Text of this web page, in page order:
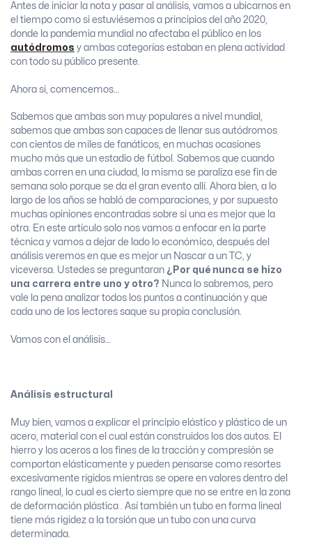
Antes de iniciar la nota y pasar al análisis, vamos a ubicarnos en
el tiempo como si estuviésemos a principios del año 2020,
donde la pandemia mundial no afectaba el público en los
autódromos y ambas categorías estaban en plena actividad
con todo su público presente.
Ahora si, comencemos…
Sabemos que ambas son muy populares a nivel mundial,
sabemos que ambas son capaces de llenar sus autódromos
con cientos de miles de fanáticos, en muchas ocasiones
mucho más que un estadio de fútbol. Sabemos que cuando
ambas corren en una ciudad, la misma se paraliza ese fin de
semana solo porque se da el gran evento allí. Ahora bien, a lo
largo de los años se habló de comparaciones, y por supuesto
muchas opiniones encontradas sobre si una es mejor que la
otra. En este artículo solo nos vamos a enfocar en la parte
técnica y vamos a dejar de lado lo económico, después del
análisis veremos en que es mejor un Nascar a un TC, y
viceversa. Ustedes se preguntaran ¿Por qué nunca se hizo
una carrera entre uno y otro? Nunca lo sabremos, pero
vale la pena analizar todos los puntos a continuación y que
cada uno de los lectores saque su propia conclusión.
Vamos con el análisis…
Análisis estructural
Muy bien, vamos a explicar el principio elástico y plástico de un
acero, material con el cual están construidos los dos autos. El
hierro y los aceros a los fines de la tracción y compresión se
comportan elásticamente y pueden pensarse como resortes
excesivamente rígidos mientras se opere en valores dentro del
rango lineal, lo cual es cierto siempre que no se entre en la zona
de deformación plástica . Así también un tubo en forma lineal
tiene más rigidez a la torsión que un tubo con una curva
determinada.